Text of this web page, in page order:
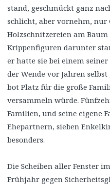
stand, geschmückt ganz
schlicht, aber vornehm, nur
Holzschnitzereien am
Krippenfiguren darunter
er hatte sie bei einem
der Wende vor Jahren
bot Platz für die große
versammeln würde.
Familien, und seine eigene
Ehepartnern, sieben
besonders.
Die Scheiben aller Fenster
Frühjahr gegen